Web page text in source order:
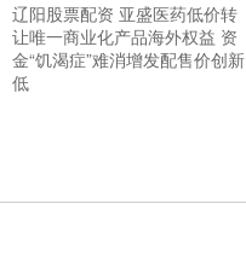
辽阳股票配资 亚盛医药低价转
让唯一商业化产品海外权益 资
金“饥渴症”难消增发配售价创新
低